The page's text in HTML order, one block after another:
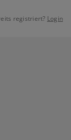
registriert? Login